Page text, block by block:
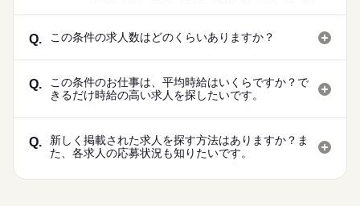
Q. この条件の求人数はどのくらいありますか？
Q.
この条件のお仕事は、平均時給はいくらですか？で
きるだけ時給の高い求人を探したいです。
Q.
新しく掲載された求人を探す方法はありますか？ま
た、各求人の応募状況も知りたいです。